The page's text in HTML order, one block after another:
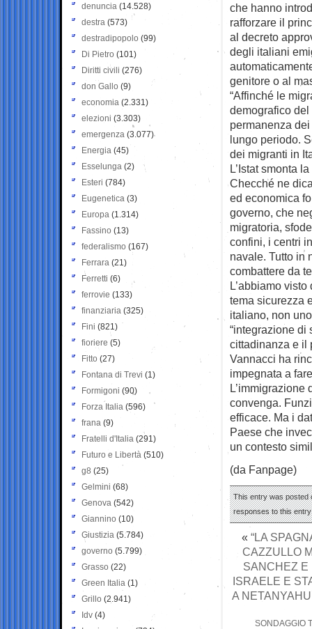
che hanno
rafforzare il
al decreto
degli italiani
genitore o al
“Affinché le
demografico
permanenza
lungo periodo.
dei migranti in
L’Istat smonta
Checché ne
ed economica
governo, che
migratoria,
confini, i centri
navale. Tutto in
combattere da
L’abbiamo
tema sicurezza
italiano, non
“integrazione di
cittadinanza e il
Vannacci ha
impegnata a
L’immigrazione
convenga.
efficace. Ma i
Paese che
un contesto
(da Fanpage)
This entry was posted
responses to this
« “LA
CAZZULLO
SANCHEZ E
ISRAELE E
A
SONDAGGIO
denuncia (14.528)
destra (573)
destradipopolo (99)
Di Pietro (101)
Diritti civili (276)
don Gallo (9)
economia (2.331)
elezioni (3.303)
emergenza (3.077)
Energia (45)
Esselunga (2)
Esteri (784)
Eugenetica (3)
Europa (1.314)
Fassino (13)
federalismo (167)
Ferrara (21)
Ferretti (6)
ferrovie (133)
finanziaria (325)
Fini (821)
fioriere (5)
Fitto (27)
Fontana di Trevi (1)
Formigoni (90)
Forza Italia (596)
frana (9)
Fratelli d'Italia (291)
Futuro e Libertà (510)
g8 (25)
Gelmini (68)
Genova (542)
Giannino (10)
Giustizia (5.784)
governo (5.799)
Grasso (22)
Green Italia (1)
Grillo (2.941)
Idv (4)